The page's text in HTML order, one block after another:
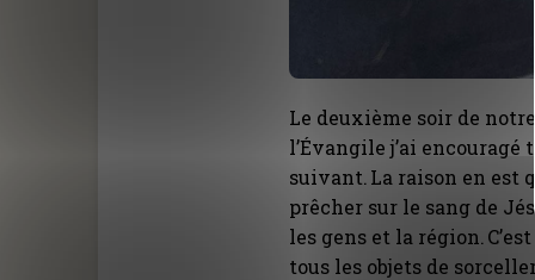
Le deuxième soir de
l’Évangile j’ai
suivant. La raison en est
prêcher sur le sang de
les gens et la région.
tous les objets de